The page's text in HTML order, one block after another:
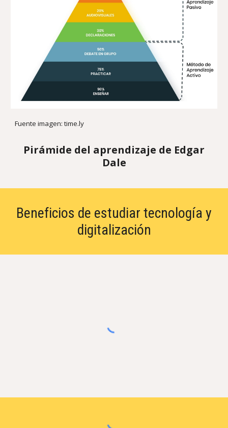
Fuente imagen: time.ly
Pirámide del aprendizaje de Edgar
Dale
Beneficios de estudiar tecnología y
digitalización